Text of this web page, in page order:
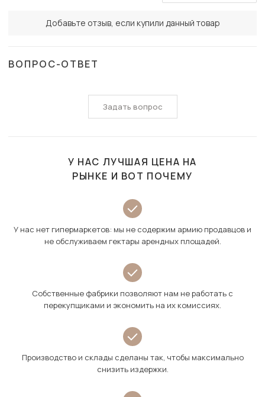
Добавьте отзыв, если купили данный товар
ВОПРОС-ОТВЕТ
Задать вопрос
У НАС ЛУЧШАЯ ЦЕНА НА
РЫНКЕ И ВОТ ПОЧЕМУ
У нас нет гипермаркетов: мы не содержим армию продавцов и
не обслуживаем гектары арендных площадей.
Собственные фабрики позволяют нам не работать с
перекупщиками и экономить на их комиссиях.
Производство и склады сделаны так, чтобы максимально
снизить издержки.